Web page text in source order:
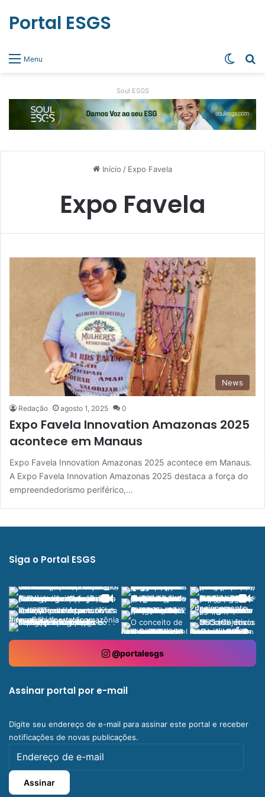
Menu
Portal ESGS
Soul ESGS
Início / Expo Favela
Expo Favela
News
Redação agosto 1, 2025 0
Expo Favela Innovation Amazonas 2025
acontece em Manaus
Expo Favela Innovation Amazonas 2025 acontece em Manaus.
A Expo Favela Innovation Amazonas 2025 destaca a força do
empreendedorismo periférico,…
Siga o Portal ESGS
@portalesgs
Assinar portal por e-mail
Digite seu endereço de e-mail para assinar este portal e receber
notificações de novas publicações.
de
e-
mail
Assinar